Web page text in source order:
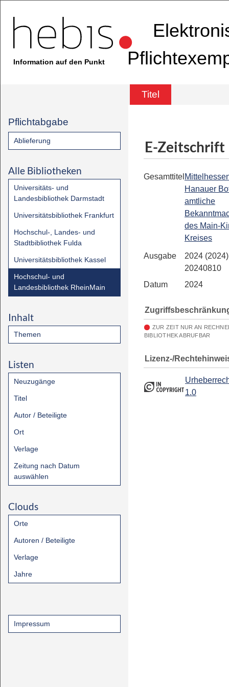
Information auf den Punkt
Titel
Pflichtabgabe
Ablieferung
Alle Bibliotheken
Universitäts- und
Landesbibliothek Darmstadt
Universitätsbibliothek Frankfurt
Hochschul-, Landes- und
Stadtbibliothek Fulda
Universitätsbibliothek Kassel
Hochschul- und
Landesbibliothek RheinMain
Inhalt
Themen
Listen
Neuzugänge
Titel
Autor / Beteiligte
Ort
Verlage
Zeitung nach Datum
auswählen
Clouds
Orte
Autoren / Beteiligte
Verlage
Jahre
Impressum
E-Zeitschrift
Gesamttitel
Hanauer
amtliche
des Main-
Kreises
Ausgabe
2024 (2024)
20240810
Datum
2024
ZUR ZEIT NUR AN
BIBLIOTHEK ABRUFBAR
Lizenz-/
1.0